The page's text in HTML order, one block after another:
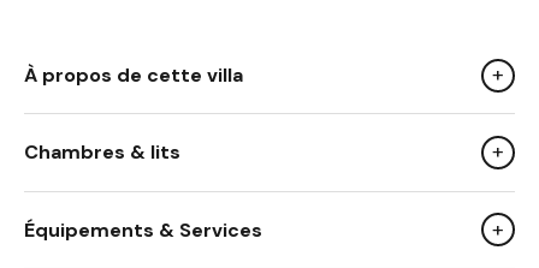
À propos de cette villa +
We Like
Son jardin verdoyant
Chambres & lits +
Équipements & Services +